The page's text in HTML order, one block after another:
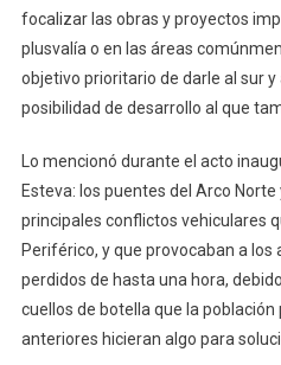
focalizar las obras y proyectos
plusvalía o en las áreas
objetivo prioritario de darle al sur
posibilidad de desarrollo al que
Lo mencionó durante el acto
Esteva: los puentes del Arco
principales conflictos vehiculares
Periférico, y que provocaban a
perdidos de hasta una hora,
cuellos de botella que la
anteriores hicieran algo para